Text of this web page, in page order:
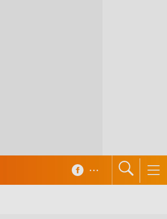
...